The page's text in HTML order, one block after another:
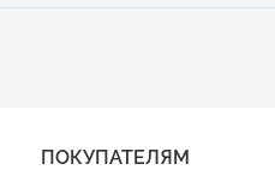
ПОКУПАТЕЛЯМ